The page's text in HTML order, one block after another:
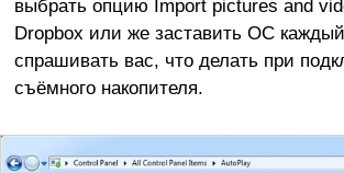
выбрать опцию Import pictures and
Dropbox или же заставить ОС
спрашивать вас, что делать при
съёмного накопителя.